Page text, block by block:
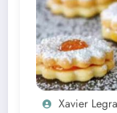
Xavier